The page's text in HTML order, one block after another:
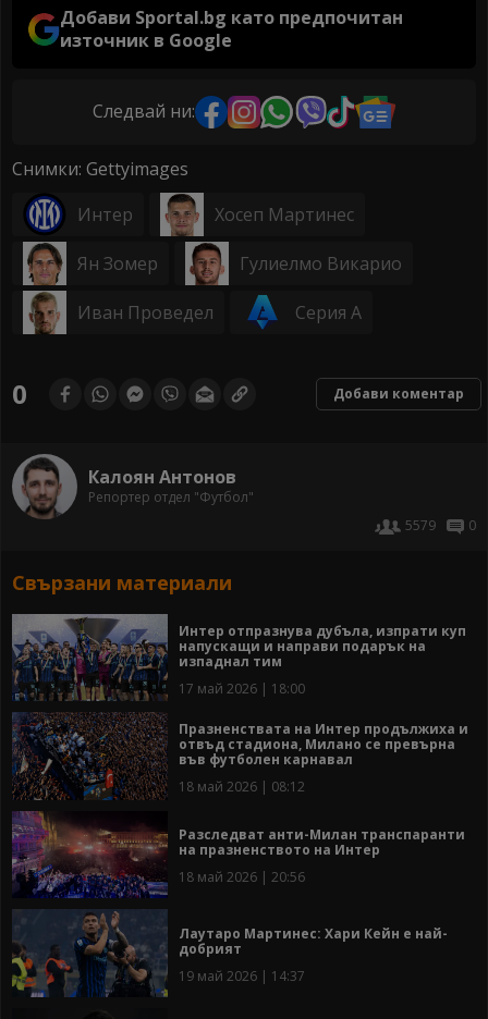
Добави Sportal.bg като предпочитан
източник в Google
Следвай ни:
Снимки: Gettyimages
Интер
Хосеп Мартинес
Ян Зомер Гулиелмо Викарио
Иван Проведел Серия А
0 Добави коментар
Калоян Антонов
Репортер отдел "Футбол"
5579
0
Свързани материали
Интер отпразнува дубъла, изпрати куп
напускащи и направи подарък на
изпаднал тим
17 май 2026 | 18:00
Празненствата на Интер продължиха и
отвъд стадиона, Милано се превърна
във футболен карнавал
18 май 2026 | 08:12
Разследват анти-Милан транспаранти
на празненството на Интер
18 май 2026 | 20:56
Лаутаро Мартинес: Хари Кейн е най-
добрият
19 май 2026 | 14:37